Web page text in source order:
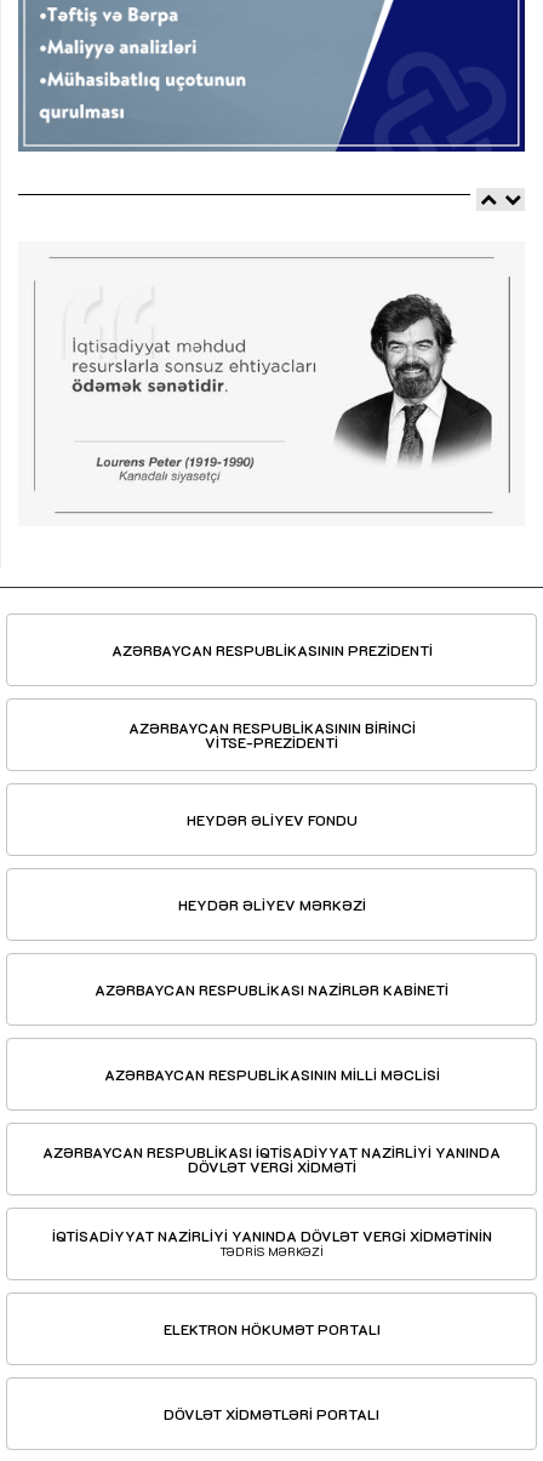
AZƏRBAYCAN RESPUBLİKASININ PREZİDENTİ
AZƏRBAYCAN RESPUBLİKASININ BİRİNCİ
VİTSE-PREZİDENTİ
HEYDƏR ƏLİYEV FONDU
HEYDƏR ƏLİYEV MƏRKƏZİ
AZƏRBAYCAN RESPUBLİKASI NAZİRLƏR KABİNETİ
AZƏRBAYCAN RESPUBLİKASININ MİLLİ MƏCLİSİ
AZƏRBAYCAN RESPUBLİKASI İQTİSADİYYAT NAZİRLİYİ YANINDA
DÖVLƏT VERGİ XİDMƏTİ
İQTİSADİYYAT NAZİRLİYİ YANINDA DÖVLƏT VERGİ XİDMƏTİNİN
TƏDRİS MƏRKƏZİ
ELEKTRON HÖKUMƏT PORTALI
DÖVLƏT XİDMƏTLƏRİ PORTALI